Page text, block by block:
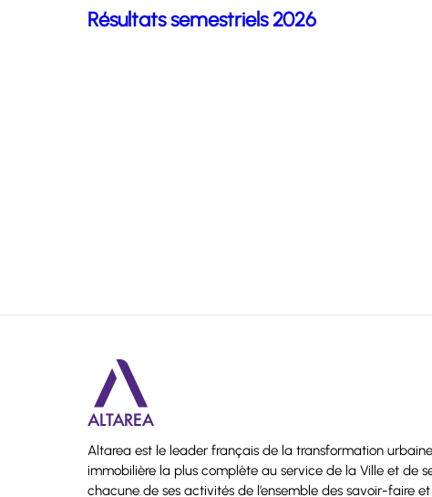
Résultats semestriels 2026
Altarea est le leader français de la transformation
immobilière la plus complète au service de la Ville et de
chacune de ses activités de l’ensemble des savoir-faire